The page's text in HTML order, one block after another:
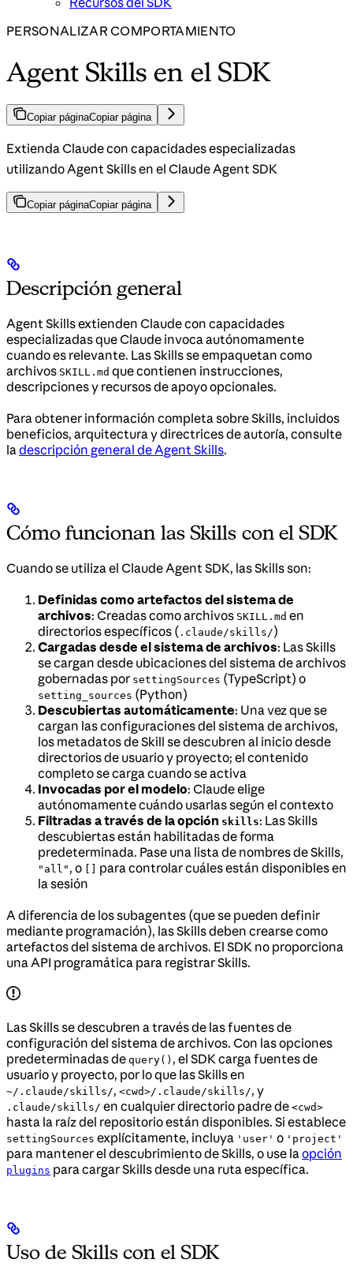
PERSONALIZAR COMPORTAMIENTO
Agent Skills en el SDK
Copiar páginaCopiar página
Extienda Claude con capacidades especializadas
utilizando Agent Skills en el Claude Agent SDK
Copiar páginaCopiar página
Descripción general
Agent Skills extienden Claude con capacidades
especializadas que Claude invoca autónomamente
cuando es relevante. Las Skills se empaquetan como
archivos SKILL.md que contienen instrucciones,
descripciones y recursos de apoyo opcionales.
Para obtener información completa sobre Skills, incluidos
beneficios, arquitectura y directrices de autoría, consulte
la descripción general de Agent Skills.
Cómo funcionan las Skills con el SDK
Cuando se utiliza el Claude Agent SDK, las Skills son:
Definidas como artefactos del sistema de
archivos: Creadas como archivos SKILL.md en
directorios específicos ( .claude/skills/)
Cargadas desde el sistema de archivos: Las Skills
se cargan desde ubicaciones del sistema de archivos
gobernadas por settingSources (TypeScript) o
setting_sources (Python)
Descubiertas automáticamente: Una vez que se
cargan las configuraciones del sistema de archivos,
los metadatos de Skill se descubren al inicio desde
directorios de usuario y proyecto; el contenido
completo se carga cuando se activa
Invocadas por el modelo: Claude elige
autónomamente cuándo usarlas según el contexto
Filtradas a través de la opción skills: Las Skills
descubiertas están habilitadas de forma
predeterminada. Pase una lista de nombres de Skills,
"all" , o
para controlar cuáles están disponibles en
la sesión
A diferencia de los subagentes (que se pueden definir
mediante programación), las Skills deben crearse como
artefactos del sistema de archivos. El SDK no proporciona
una API programática para registrar Skills.
Las Skills se descubren a través de las fuentes de
configuración del sistema de archivos. Con las opciones
predeterminadas de query() , el SDK carga fuentes de
usuario y proyecto, por lo que las Skills en
~/.claude/skills/, <cwd>/.claude/skills/, y
.claude/skills/ en cualquier directorio padre de <cwd>
hasta la raíz del repositorio están disponibles. Si establece
settingSources explícitamente, incluya 'user' o 'project'
para mantener el descubrimiento de Skills, o use la opción
plugins para cargar Skills desde una ruta específica.
Uso de Skills con el SDK